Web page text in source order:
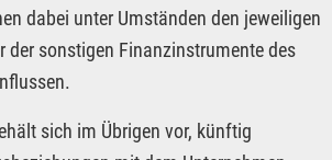
dabei unter Umständen den jeweiligen
der sonstigen Finanzinstrumente des
sich im Übrigen vor, künftig